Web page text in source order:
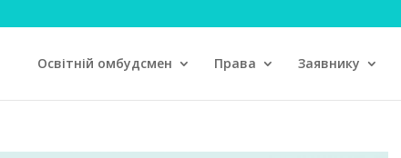
Освітній омбудсмен Права Заявнику